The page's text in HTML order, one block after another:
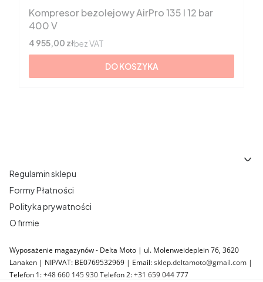
Kompresor bezolejowy AirPro 135 l 12 bar
400 V
Cena
4 955,00 złbez VAT
DO KOSZYKA
Regulamin sklepu
Formy Płatności
Polityka prywatności
O firmie
Wyposażenie magazynów - Delta Moto | ul. Molenweideplein 76, 3620
Lanaken | NIP/VAT: BE0769532969 | Email:sklep.deltamoto@gmail.com |
Telefon 1:+48 660 145 930Telefon 2:+31 659 044 777